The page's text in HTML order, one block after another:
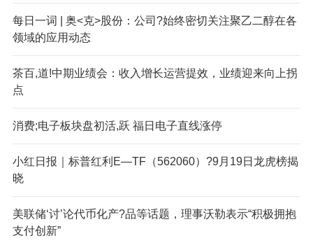
每日一词 | 奥<克>股份：公司?始终密切关注聚乙二醇在各
领域的应用动态
茶百,道!中期业绩会：收入增长运营提效，业绩迎来向上拐
点
消费;电子板块盘初活,跃 福日电子直线涨停
小红日报｜标普红利E—TF（562060）?9月19日龙虎榜揭
晓
美联储‘讨’论代币化产?品等话题，理事沃勒表示“积极拥抱
支付创新”